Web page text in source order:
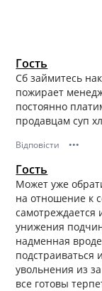
Гость
Сб займитесь
пожирает
постоянно
продавцам суп
Відповісти •••
Гость
Может уже
на отношение к
самотреждается
унижения
надменная
подстраиваться
увольнения из
все готовы